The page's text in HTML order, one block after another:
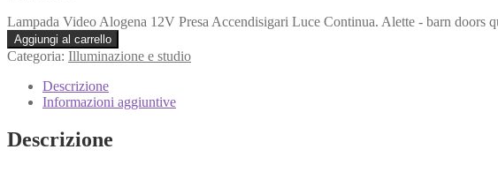
Lampada Video Alogena 12V Presa Accendisigari Luce Continua. Alette - barn doors
Aggiungi al carrello
Categoria: Illuminazione e studio
Descrizione
Informazioni aggiuntive
Descrizione